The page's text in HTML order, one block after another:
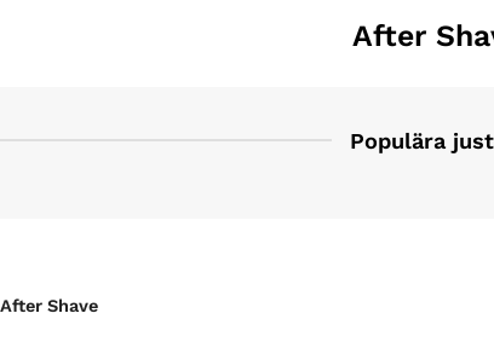
After
Populära
After Shave